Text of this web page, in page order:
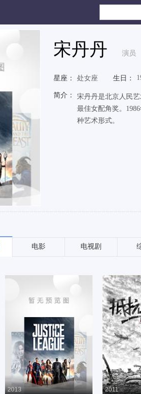
宋丹丹 演员
星座： 处女座 生日：
简介：
宋丹丹是北京人民
最佳女配角奖。
种艺术形式。
电影 电视剧
2013 2011